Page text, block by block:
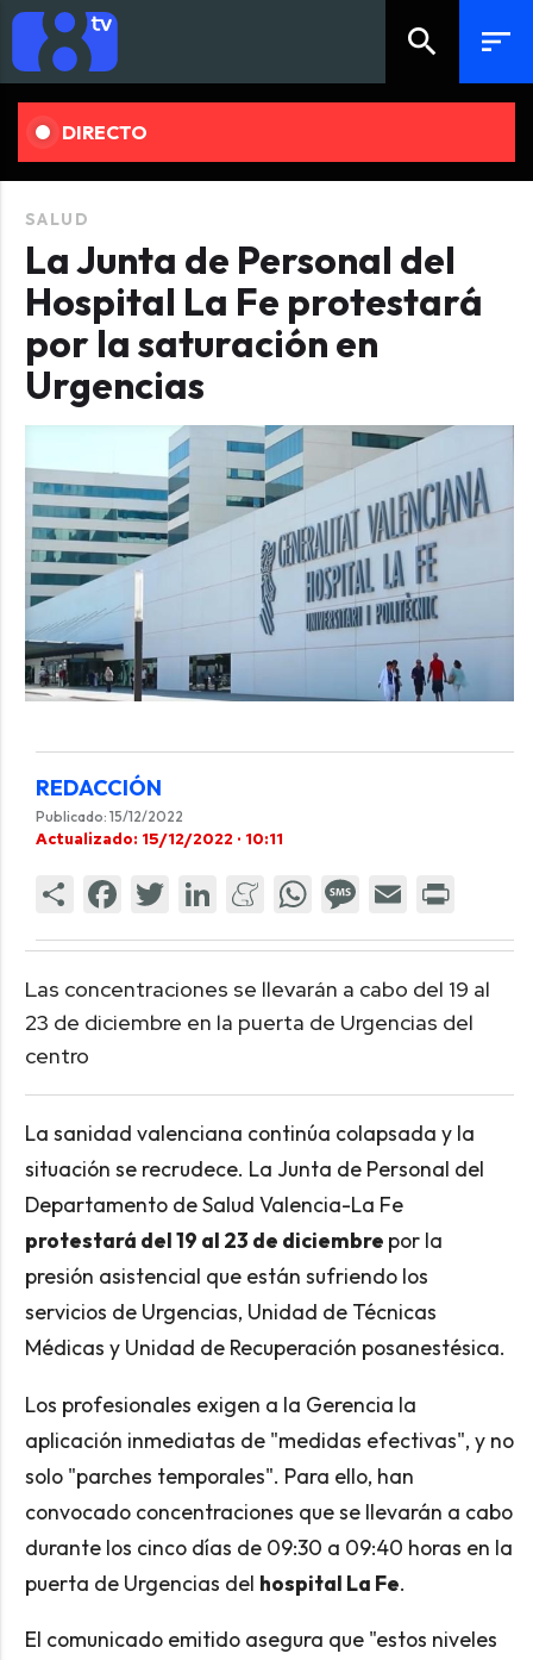
search sort
DIRECTO
SALUD
La Junta de Personal del
Hospital La Fe protestará
por la saturación en
Urgencias
REDACCIÓN
Publicado: 15/12/2022
Actualizado: 15/12/2022 · 10:11
Las concentraciones se llevarán a cabo del 19 al
23 de diciembre en la puerta de Urgencias del
centro
La sanidad valenciana continúa colapsada y la
situación se recrudece. La Junta de Personal del
Departamento de Salud Valencia-La Fe
protestará del 19 al 23 de diciembre por la
presión asistencial que están sufriendo los
servicios de Urgencias, Unidad de Técnicas
Médicas y Unidad de Recuperación posanestésica.
Los profesionales exigen a la Gerencia la
aplicación inmediatas de "medidas efectivas", y no
solo "parches temporales". Para ello, han
convocado concentraciones que se llevarán a cabo
durante los cinco días de 09:30 a 09:40 horas en la
puerta de Urgencias del hospital La Fe.
El comunicado emitido asegura que "estos niveles